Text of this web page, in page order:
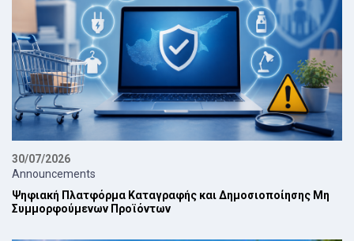
30/07/2026
Announcements
Ψηφιακή Πλατφόρμα Καταγραφής και Δημοσιοποίησης Μη
Συμμορφούμενων Προϊόντων